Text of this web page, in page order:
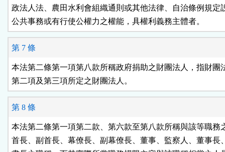
政法人法、農田水利會組織通則或其他法律、自治條例規定
公共事務或有行使公權力之權能，具權利義務主體者。
第 7 條
本法第二條第一項第八款所稱政府捐助之財團法人，指財團
第二項及第三項所定之財團法人。
第 8 條
本法第二條第一項第二款、第六款至第八款所稱與該等職務
首長、副首長、幕僚長、副幕僚長、董事、監察人、董事長